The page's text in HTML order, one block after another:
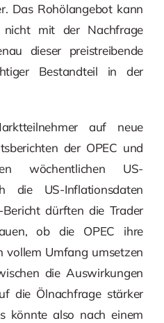
Das Rohölangebot kann
mit der Nachfrage
dieser preistreibende
Bestandteil in der
auf neue
der OPEC und
wöchentlichen US-
die US-Inflationsdaten
dürften die Trader
ob die OPEC ihre
vollem Umfang umsetzen
die Auswirkungen
die Ölnachfrage stärker
könnte also nach einem